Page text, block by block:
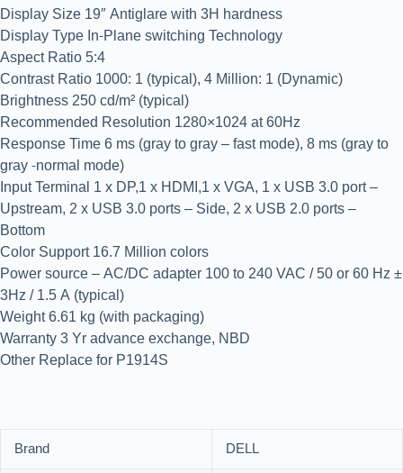
Display Size 19″ Antiglare with 3H hardness
Display Type In-Plane switching Technology
Aspect Ratio 5:4
Contrast Ratio 1000: 1 (typical), 4 Million: 1 (Dynamic)
Brightness 250 cd/m² (typical)
Recommended Resolution 1280×1024 at 60Hz
Response Time 6 ms (gray to gray – fast mode), 8 ms (gray to
gray -normal mode)
Input Terminal 1 x DP,1 x HDMI,1 x VGA, 1 x USB 3.0 port –
Upstream, 2 x USB 3.0 ports – Side, 2 x USB 2.0 ports –
Bottom
Color Support 16.7 Million colors
Power source – AC/DC adapter 100 to 240 VAC / 50 or 60 Hz ±
3Hz / 1.5 A (typical)
Weight 6.61 kg (with packaging)
Warranty 3 Yr advance exchange, NBD
Other Replace for P1914S
Brand
DELL